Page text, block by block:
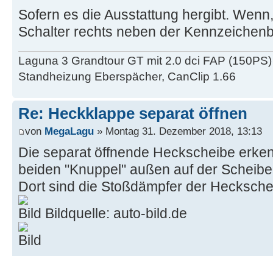
Sofern es die Ausstattung hergibt.
Schalter rechts neben der
Laguna 3 Grandtour GT mit 2.0 dci FAP
Standheizung Eberspächer, CanClip 1.66
Re: Heckklappe separat öffnen
von MegaLagu » Montag 31. Dezember 2018, 13:13
Die separat öffnende Heckscheibe
beiden "Knuppel" außen auf der
Dort sind die Stoßdämpfer der
Bildquelle: auto-bild.de